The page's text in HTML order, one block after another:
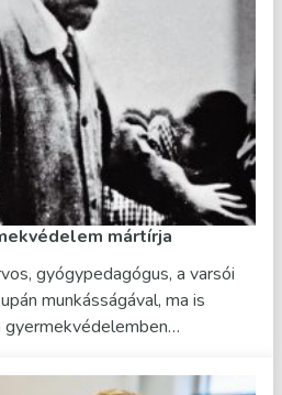
mártírja
gyógypedagógus, a varsói
munkásságával, ma is